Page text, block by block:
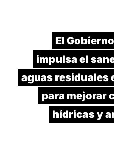
El
impulsa el
aguas residuales
para mejorar
hídricas y